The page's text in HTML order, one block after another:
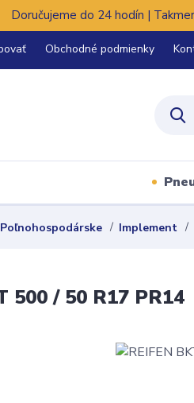
Doručujeme do 24 hodín |
Obchodné podmienky
Poľnohospodárske Implement
500 / 50 R17 PR14